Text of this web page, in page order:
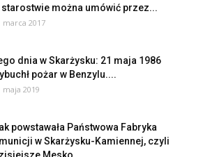
starostwie można umówić przez...
marca 2017
dnia w Skarżysku: 21 maja 1986
pożar w Benzylu....
maja 2019
powstawała Państwowa Fabryka
w Skarżysku-Kamiennej, czyli